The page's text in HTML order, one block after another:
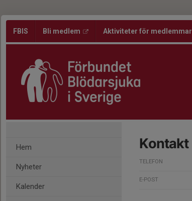
FBIS Bli medlem Aktiviteter för medlemmar
Hem
Nyheter
Kalender
Kontakt
TELEFON
E-POST